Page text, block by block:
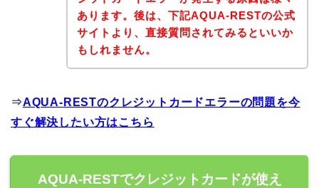
あります。後は、下記AQUA-RESTの公式
サイトより、直接質問されてみるといいか
もしれません。
⇒AQUA-RESTのクレジットカードエラーの問題を今
すぐ解決したい方はこちら
AQUA-RESTでクレジットカードが使え